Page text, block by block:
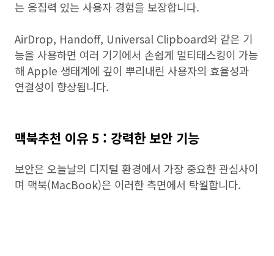
는 응집력 있는 사용자 경험을 보장합니다.
AirDrop, Handoff, Universal Clipboard와 같은 기
능을 사용하면 여러 기기에서 손쉽게 멀티태스킹이 가능
해 Apple 생태계에 깊이 뿌리내린 사용자의 효율성과
연결성이 향상됩니다.
맥북추천 이유 5 : 강력한 보안 기능
보안은 오늘날의 디지털 환경에서 가장 중요한 관심사이
며 맥북(MacBook)은 이러한 측면에서 탁월합니다.